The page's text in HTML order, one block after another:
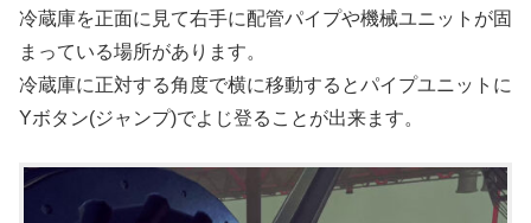
冷蔵庫を正面に見て右手に配管パイプや機械ユニットが固
まっている場所があります。
冷蔵庫に正対する角度で横に移動するとパイプユニットに
Yボタン(ジャンプ)でよじ登ることが出来ます。